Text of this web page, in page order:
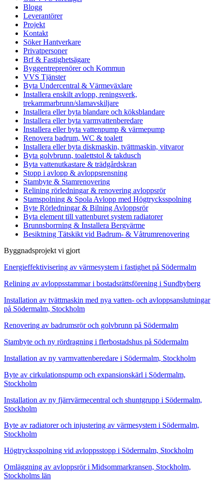
Blogg
Leverantörer
Projekt
Kontakt
Söker Hantverkare
Privatpersoner
Brf & Fastighetsägare
Byggentreprenörer och Kommun
VVS Tjänster
Byta Undercentral & Värmeväxlare
Installera enskilt avlopp, reningsverk,
trekammarbrunn/slamavskiljare
Installera eller byta blandare och köksblandare
Installera eller byta varmvattenberedare
Installera eller byta vattenpump & värmepump
Renovera badrum, WC & toalett
Installera eller byta diskmaskin, tvättmaskin, vitvaror
Byta golvbrunn, toalettstol & takdusch
Byta vattenutkastare & trädgårdskran
Stopp i avlopp & avloppsrensning
Stambyte & Stamrenovering
Relining rörledningar & renovering avloppsrör
Stamspolning & Spola Avlopp med Högtrycksspolning
Byte Rörledningar & Bilning Avloppsrör
Byta element till vattenburet system radiatorer
Brunnsborrning & Installera Bergvärme
Besiktning Tätskikt vid Badrum- & Våtrumrenovering
Byggnadsprojekt vi gjort
Energieffektivisering av värmesystem i fastighet på Södermalm
Relining av avloppsstammar i bostadsrättsförening i Sundbyberg
Installation av tvättmaskin med nya vatten- och avloppsanslutningar
på Södermalm, Stockholm
Renovering av badrumsrör och golvbrunn på Södermalm
Stambyte och ny rördragning i flerbostadshus på Södermalm
Installation av ny varmvattenberedare i Södermalm, Stockholm
Byte av cirkulationspump och expansionskärl i Södermalm,
Stockholm
Installation av ny fjärrvärmecentral och shuntgrupp i Södermalm,
Stockholm
Byte av radiatorer och injustering av värmesystem i Södermalm,
Stockholm
Högtrycksspolning vid avloppsstopp i Södermalm, Stockholm
Omläggning av avloppsrör i Midsommarkransen, Stockholm,
Stockholms län